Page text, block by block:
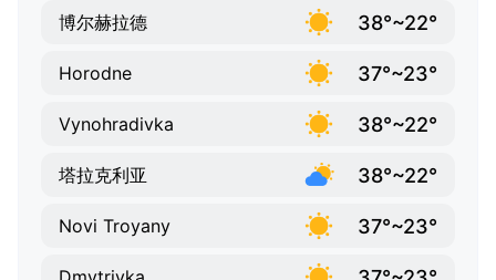
博尔赫拉德 38°~22°
Horodne 37°~23°
Vynohradivka 38°~22°
塔拉克利亚 38°~22°
Novi Troyany 37°~23°